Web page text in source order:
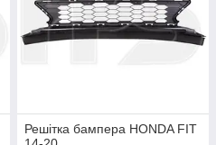
Решітка бампера HONDA FIT